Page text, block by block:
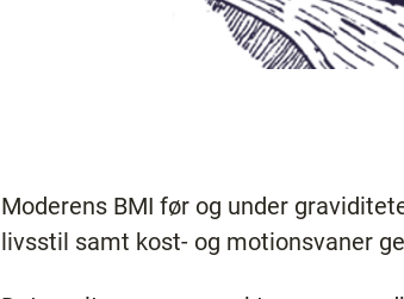
Moderens BMI før og under
livsstil samt kost- og motionsvaner